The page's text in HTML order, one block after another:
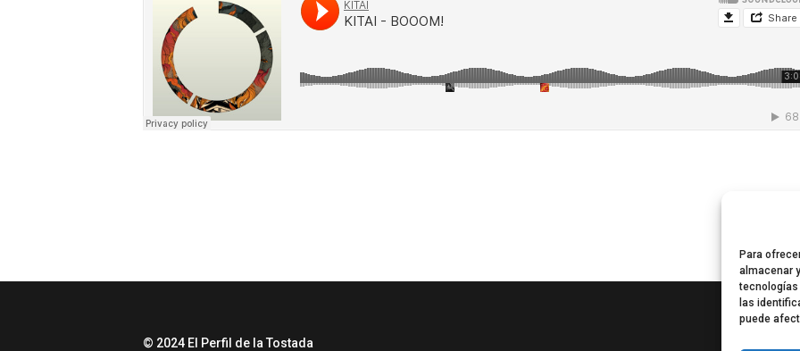
Para
almacenar
tecnologías
las
puede
© 2024 El Perfil de la Tostada